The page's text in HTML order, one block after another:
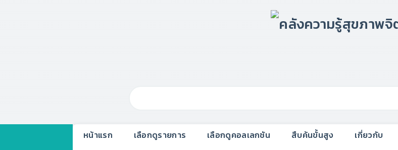
หน้าแรก เลือกดูรายการ เลือกดูคอลเลกชัน สืบค้นขั้นสูง เกี่ยวกับ